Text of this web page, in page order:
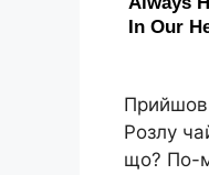
Прийшов
Розлу
що? По-